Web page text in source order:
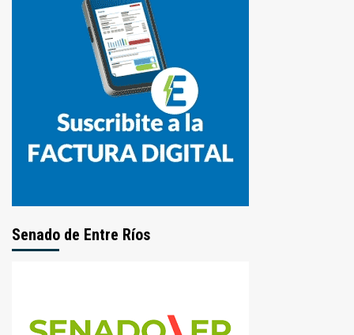
Senado de Entre Ríos